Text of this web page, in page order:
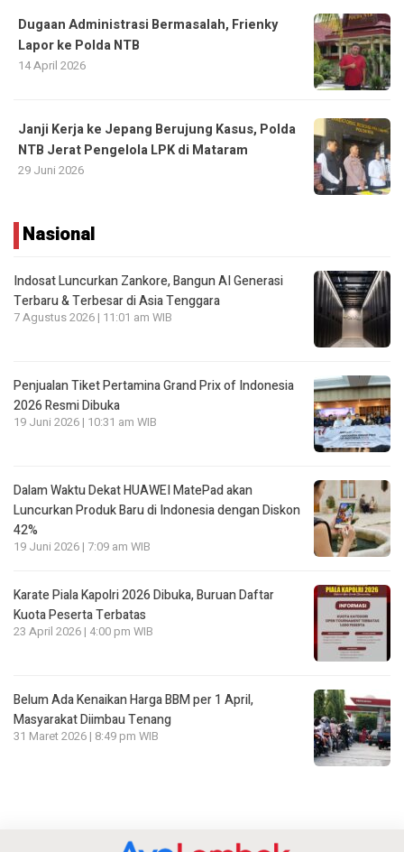
Dugaan Administrasi Bermasalah, Frienky
Lapor ke Polda NTB
14 April 2026
Janji Kerja ke Jepang Berujung Kasus, Polda
NTB Jerat Pengelola LPK di Mataram
29 Juni 2026
Nasional
Indosat Luncurkan Zankore, Bangun AI Generasi
Terbaru & Terbesar di Asia Tenggara
7 Agustus 2026 | 11:01 am WIB
Penjualan Tiket Pertamina Grand Prix of Indonesia
2026 Resmi Dibuka
19 Juni 2026 | 10:31 am WIB
Dalam Waktu Dekat HUAWEI MatePad akan
Luncurkan Produk Baru di Indonesia dengan Diskon
42%
19 Juni 2026 | 7:09 am WIB
Karate Piala Kapolri 2026 Dibuka, Buruan Daftar
Kuota Peserta Terbatas
23 April 2026 | 4:00 pm WIB
Belum Ada Kenaikan Harga BBM per 1 April,
Masyarakat Diimbau Tenang
31 Maret 2026 | 8:49 pm WIB